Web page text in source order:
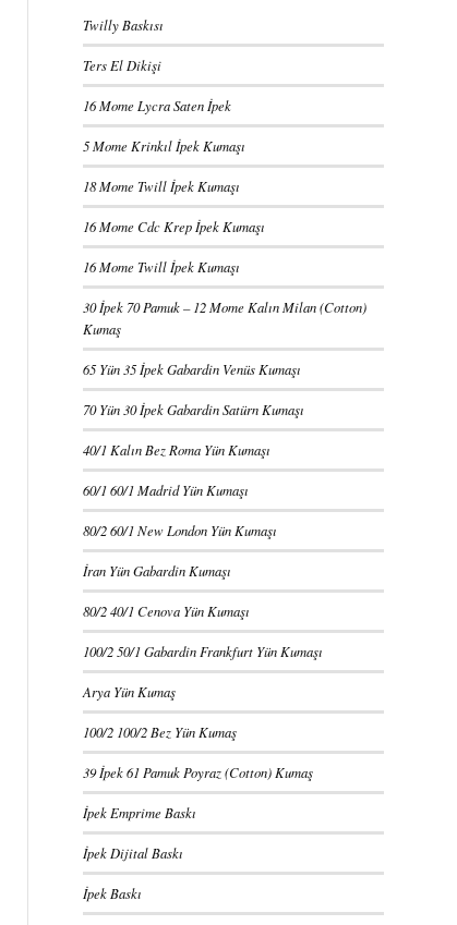
Twilly Baskısı
Ters El Dikişi
16 Mome Lycra Saten İpek
5 Mome Krinkıl İpek Kumaşı
18 Mome Twill İpek Kumaşı
16 Mome Cdc Krep İpek Kumaşı
16 Mome Twill İpek Kumaşı
30 İpek 70 Pamuk – 12 Mome Kalın Milan (Cotton)
Kumaş
65 Yün 35 İpek Gabardin Venüs Kumaşı
70 Yün 30 İpek Gabardin Satürn Kumaşı
40/1 Kalın Bez Roma Yün Kumaşı
60/1 60/1 Madrid Yün Kumaşı
80/2 60/1 New London Yün Kumaşı
İran Yün Gabardin Kumaşı
80/2 40/1 Cenova Yün Kumaşı
100/2 50/1 Gabardin Frankfurt Yün Kumaşı
Arya Yün Kumaş
100/2 100/2 Bez Yün Kumaş
39 İpek 61 Pamuk Poyraz (Cotton) Kumaş
İpek Emprime Baskı
İpek Dijital Baskı
İpek Baskı